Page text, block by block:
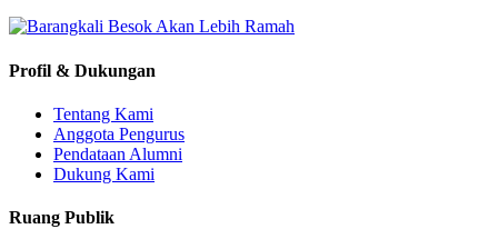
Profil & Dukungan
Tentang Kami
Anggota Pengurus
Pendataan Alumni
Dukung Kami
Ruang Publik